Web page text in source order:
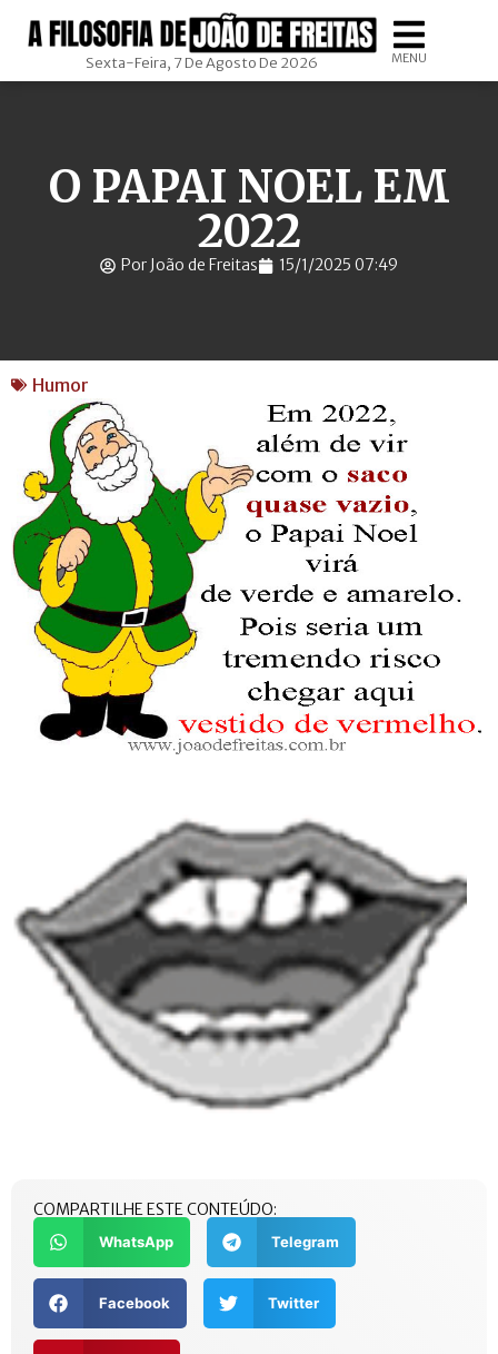
Sexta-Feira, 7 De Agosto De 2026 MENU
O PAPAI NOEL EM
2022
Por João de Freitas 15/1/2025 07:49
Humor
COMPARTILHE ESTE CONTEÚDO:
WhatsApp Telegram
Facebook Twitter